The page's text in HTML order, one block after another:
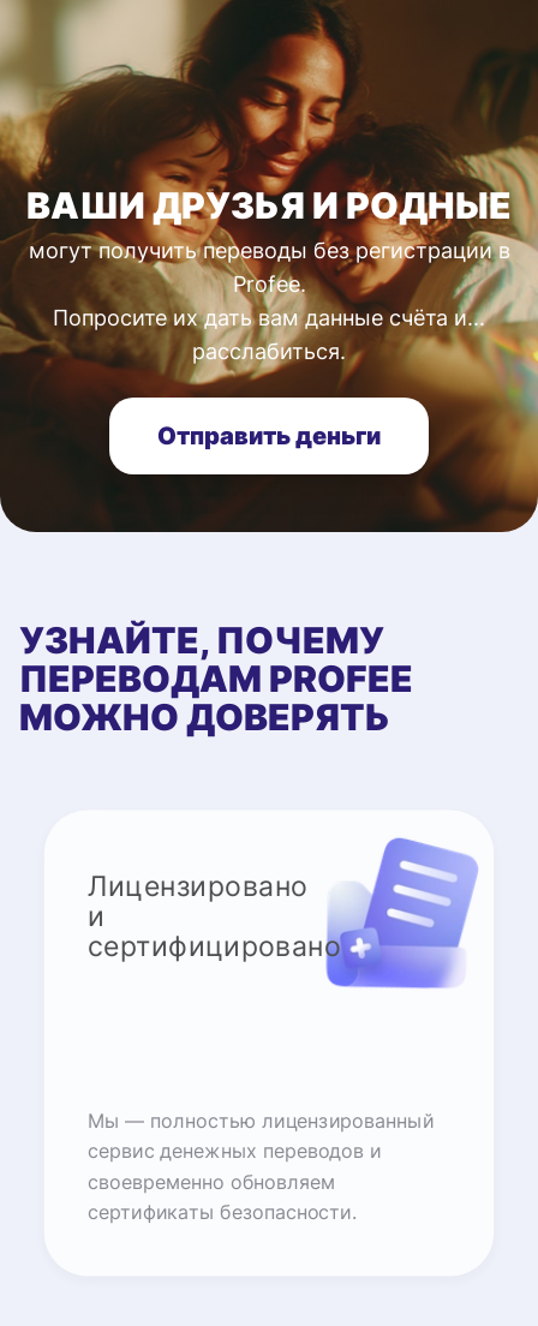
ВАШИ ДРУЗЬЯ И РОДНЫЕ
могут получить переводы без регистрации в
Profee.
Попросите их дать вам данные счёта и...
расслабиться.
Отправить деньги
УЗНАЙТЕ, ПОЧЕМУ
ПЕРЕВОДАМ PROFEE
МОЖНО ДОВЕРЯТЬ
Лицензировано
и
сертифицировано
Мы — полностью лицензированный
сервис денежных переводов и
своевременно обновляем
сертификаты безопасности.